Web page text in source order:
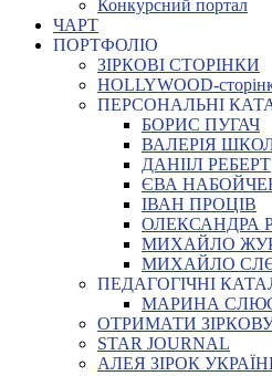
Конкурсний портал
ЧАРТ
ПОРТФОЛІО
ЗІРКОВІ СТОРІНКИ
HOLLYWOOD-
ПЕРСОНАЛЬНІ
БОРИС ПУГАЧ
ВАЛЕРІЯ
ДАНІІЛ РЕБЕРТ
ЄВА
ІВАН ПРОЦІВ
ОЛЕКСАНДРА
МИХАЙЛО
МИХАЙЛО
ПЕДАГОГІЧНІ
МАРИНА
ОТРИМАТИ
STAR JOURNAL
АЛЕЯ ЗІРОК